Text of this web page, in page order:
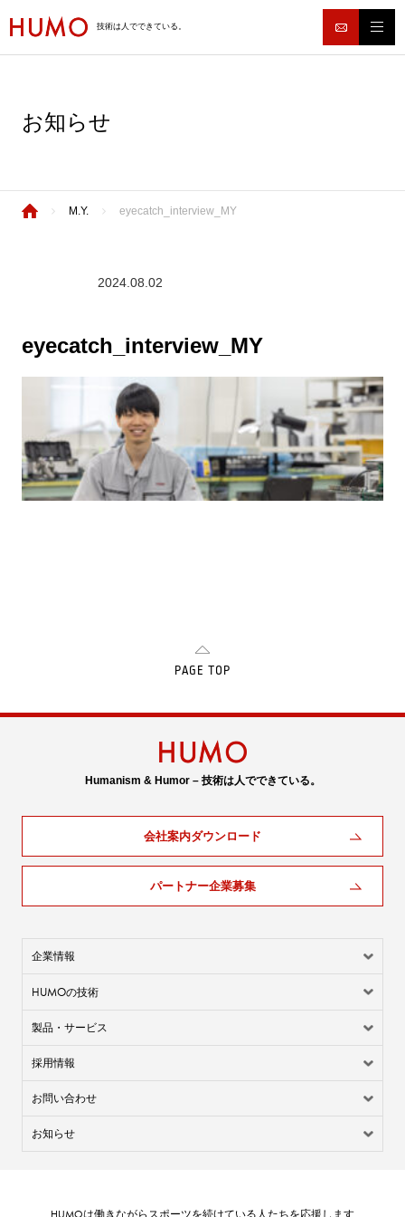
技術は人でできている。
お知らせ
M.Y. eyecatch_interview_MY
2024.08.02
eyecatch_interview_MY
PAGE TOP
Humanism & Humor – 技術は人でできている。
会社案内ダウンロード
パートナー企業募集
企業情報
HUMOの技術
製品・サービス
採用情報
お問い合わせ
お知らせ
は働きながらスポーツを続けている人たちを応援します